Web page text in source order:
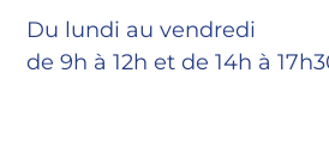
Du lundi au vendredi
de 9h à 12h et de 14h à